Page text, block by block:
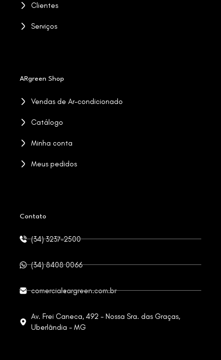
Clientes
Serviços
ARgreen Shop
Vendas de Ar-condicionado
Catálogo
Minha conta
Meus pedidos
Contato
(34) 3237-2500
(34) 8408 0066
comercial@argreen.com.br
Av. Frei Caneca, 492 - Nossa Sra. das Graças,
Uberlândia - MG